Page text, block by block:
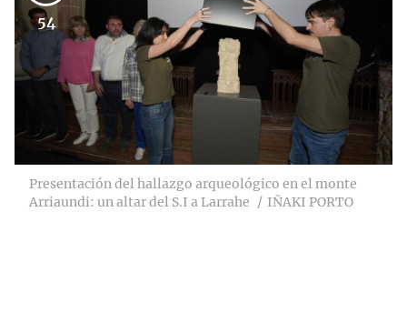
54
Presentación del hallazgo arqueológico en el monte
Arriaundi: un altar del S.I a Larrahe
IÑAKI PORTO